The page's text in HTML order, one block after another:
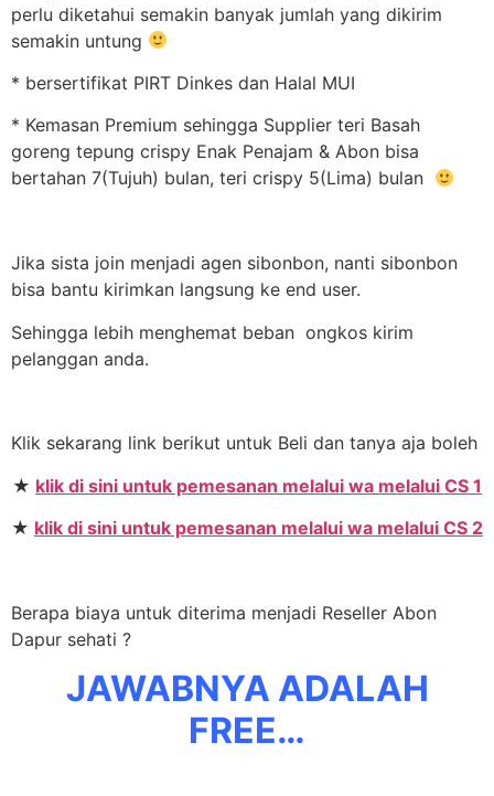
perlu diketahui semakin banyak jumlah yang dikirim
semakin untung
* bersertifikat PIRT Dinkes dan Halal MUI
* Kemasan Premium sehingga Supplier teri Basah
goreng tepung crispy Enak Penajam & Abon bisa
bertahan 7(Tujuh) bulan, teri crispy 5(Lima) bulan
Jika sista join menjadi agen sibonbon, nanti sibonbon
bisa bantu kirimkan langsung ke end user.
Sehingga lebih menghemat beban ongkos kirim
pelanggan anda.
Klik sekarang link berikut untuk Beli dan tanya aja boleh
★ klik di sini untuk pemesanan melalui wa melalui CS 1
★ klik di sini untuk pemesanan melalui wa melalui CS 2
Berapa biaya untuk diterima menjadi Reseller Abon
Dapur sehati ?
JAWABNYA ADALAH
FREE…